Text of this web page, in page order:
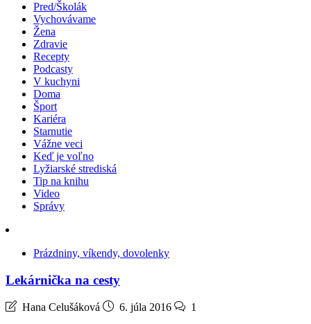
Pred/Školák
Vychovávame
Žena
Zdravie
Recepty
Podcasty
V kuchyni
Doma
Šport
Kariéra
Starnutie
Vážne veci
Keď je voľno
Lyžiarské strediská
Tip na knihu
Video
Správy
Prázdniny, víkendy, dovolenky
Lekárnička na cesty
Hana Celušáková 6. júla 2016
1